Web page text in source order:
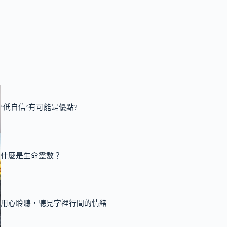
‘低自信’有可能是優點?
什麼是生命靈數？
用心聆聽，聽見字裡行間的情緒